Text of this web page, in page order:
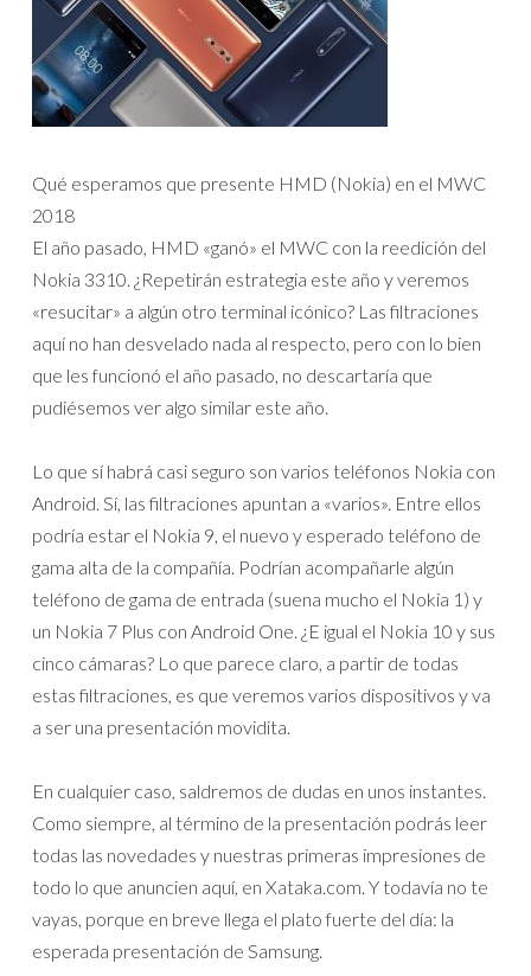
Qué esperamos que presente HMD (Nokia) en el MWC
2018
El año pasado, HMD «ganó» el MWC con la reedición del
Nokia 3310. ¿Repetirán estrategia este año y veremos
«resucitar» a algún otro terminal icónico? Las filtraciones
aquí no han desvelado nada al respecto, pero con lo bien
que les funcionó el año pasado, no descartaría que
pudiésemos ver algo similar este año.
Lo que sí habrá casi seguro son varios teléfonos Nokia con
Android. Sí, las filtraciones apuntan a «varios». Entre ellos
podría estar el Nokia 9, el nuevo y esperado teléfono de
gama alta de la compañía. Podrían acompañarle algún
teléfono de gama de entrada (suena mucho el Nokia 1) y
un Nokia 7 Plus con Android One. ¿E igual el Nokia 10 y sus
cinco cámaras? Lo que parece claro, a partir de todas
estas filtraciones, es que veremos varios dispositivos y va
a ser una presentación movidita.
En cualquier caso, saldremos de dudas en unos instantes.
Como siempre, al término de la presentación podrás leer
todas las novedades y nuestras primeras impresiones de
todo lo que anuncien aquí, en Xataka.com. Y todavía no te
vayas, porque en breve llega el plato fuerte del día: la
esperada presentación de Samsung.